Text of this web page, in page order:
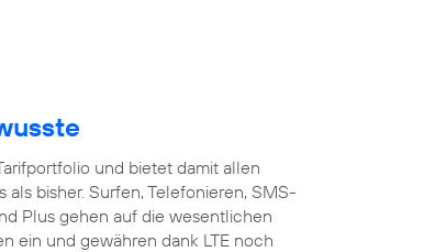
und bietet damit allen
bisher. Surfen, Telefonieren, SMS-
Plus gehen auf die wesentlichen
ein und gewähren dank LTE noch